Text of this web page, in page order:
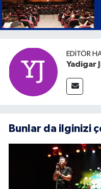
EDITÖR
Yadigar
Bunlar da ilginizi